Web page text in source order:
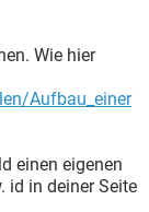
Wie hier
Aufbau_einer
einen eigenen
id in deiner Seite